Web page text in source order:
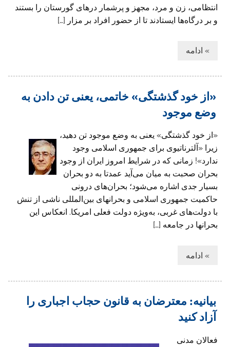
انتظامی، زن و مرد، مجهز و پرشمار درهای گورستان را بستند
و بر درگاه‌ها ایستادند تا از حضور افراد بر مزار […]
» ادامه
«از خود گذشتگی» خاتمی،‌ یعنی تن دادن به
وضع موجود
«از خود گذشتگی» یعنی به وضع موجود تن دهید،
زیرا «آلترناتیوی برای جمهوری اسلامی وجود
ندارد»!‏ زمانی که در شرایط امروز ایران از وجود
بحران صحبت به میان می‌آید عمدتا به دو بحران
بسیار جدی اشاره می‌‏شود؛ بحران‌های درونی
حاکمیت جمهوری اسلامی و بحرانهای بین‌المللی ناشی از تنش
با دولت‌های غربی، به‌ویژه ‏دولت فعلی امریکا. انعکاس این
بحرانها در جامعه […]
» ادامه
بیانیه: معترضان به قانون حجاب اجباری را
آزاد کنید
فعالان مدنی